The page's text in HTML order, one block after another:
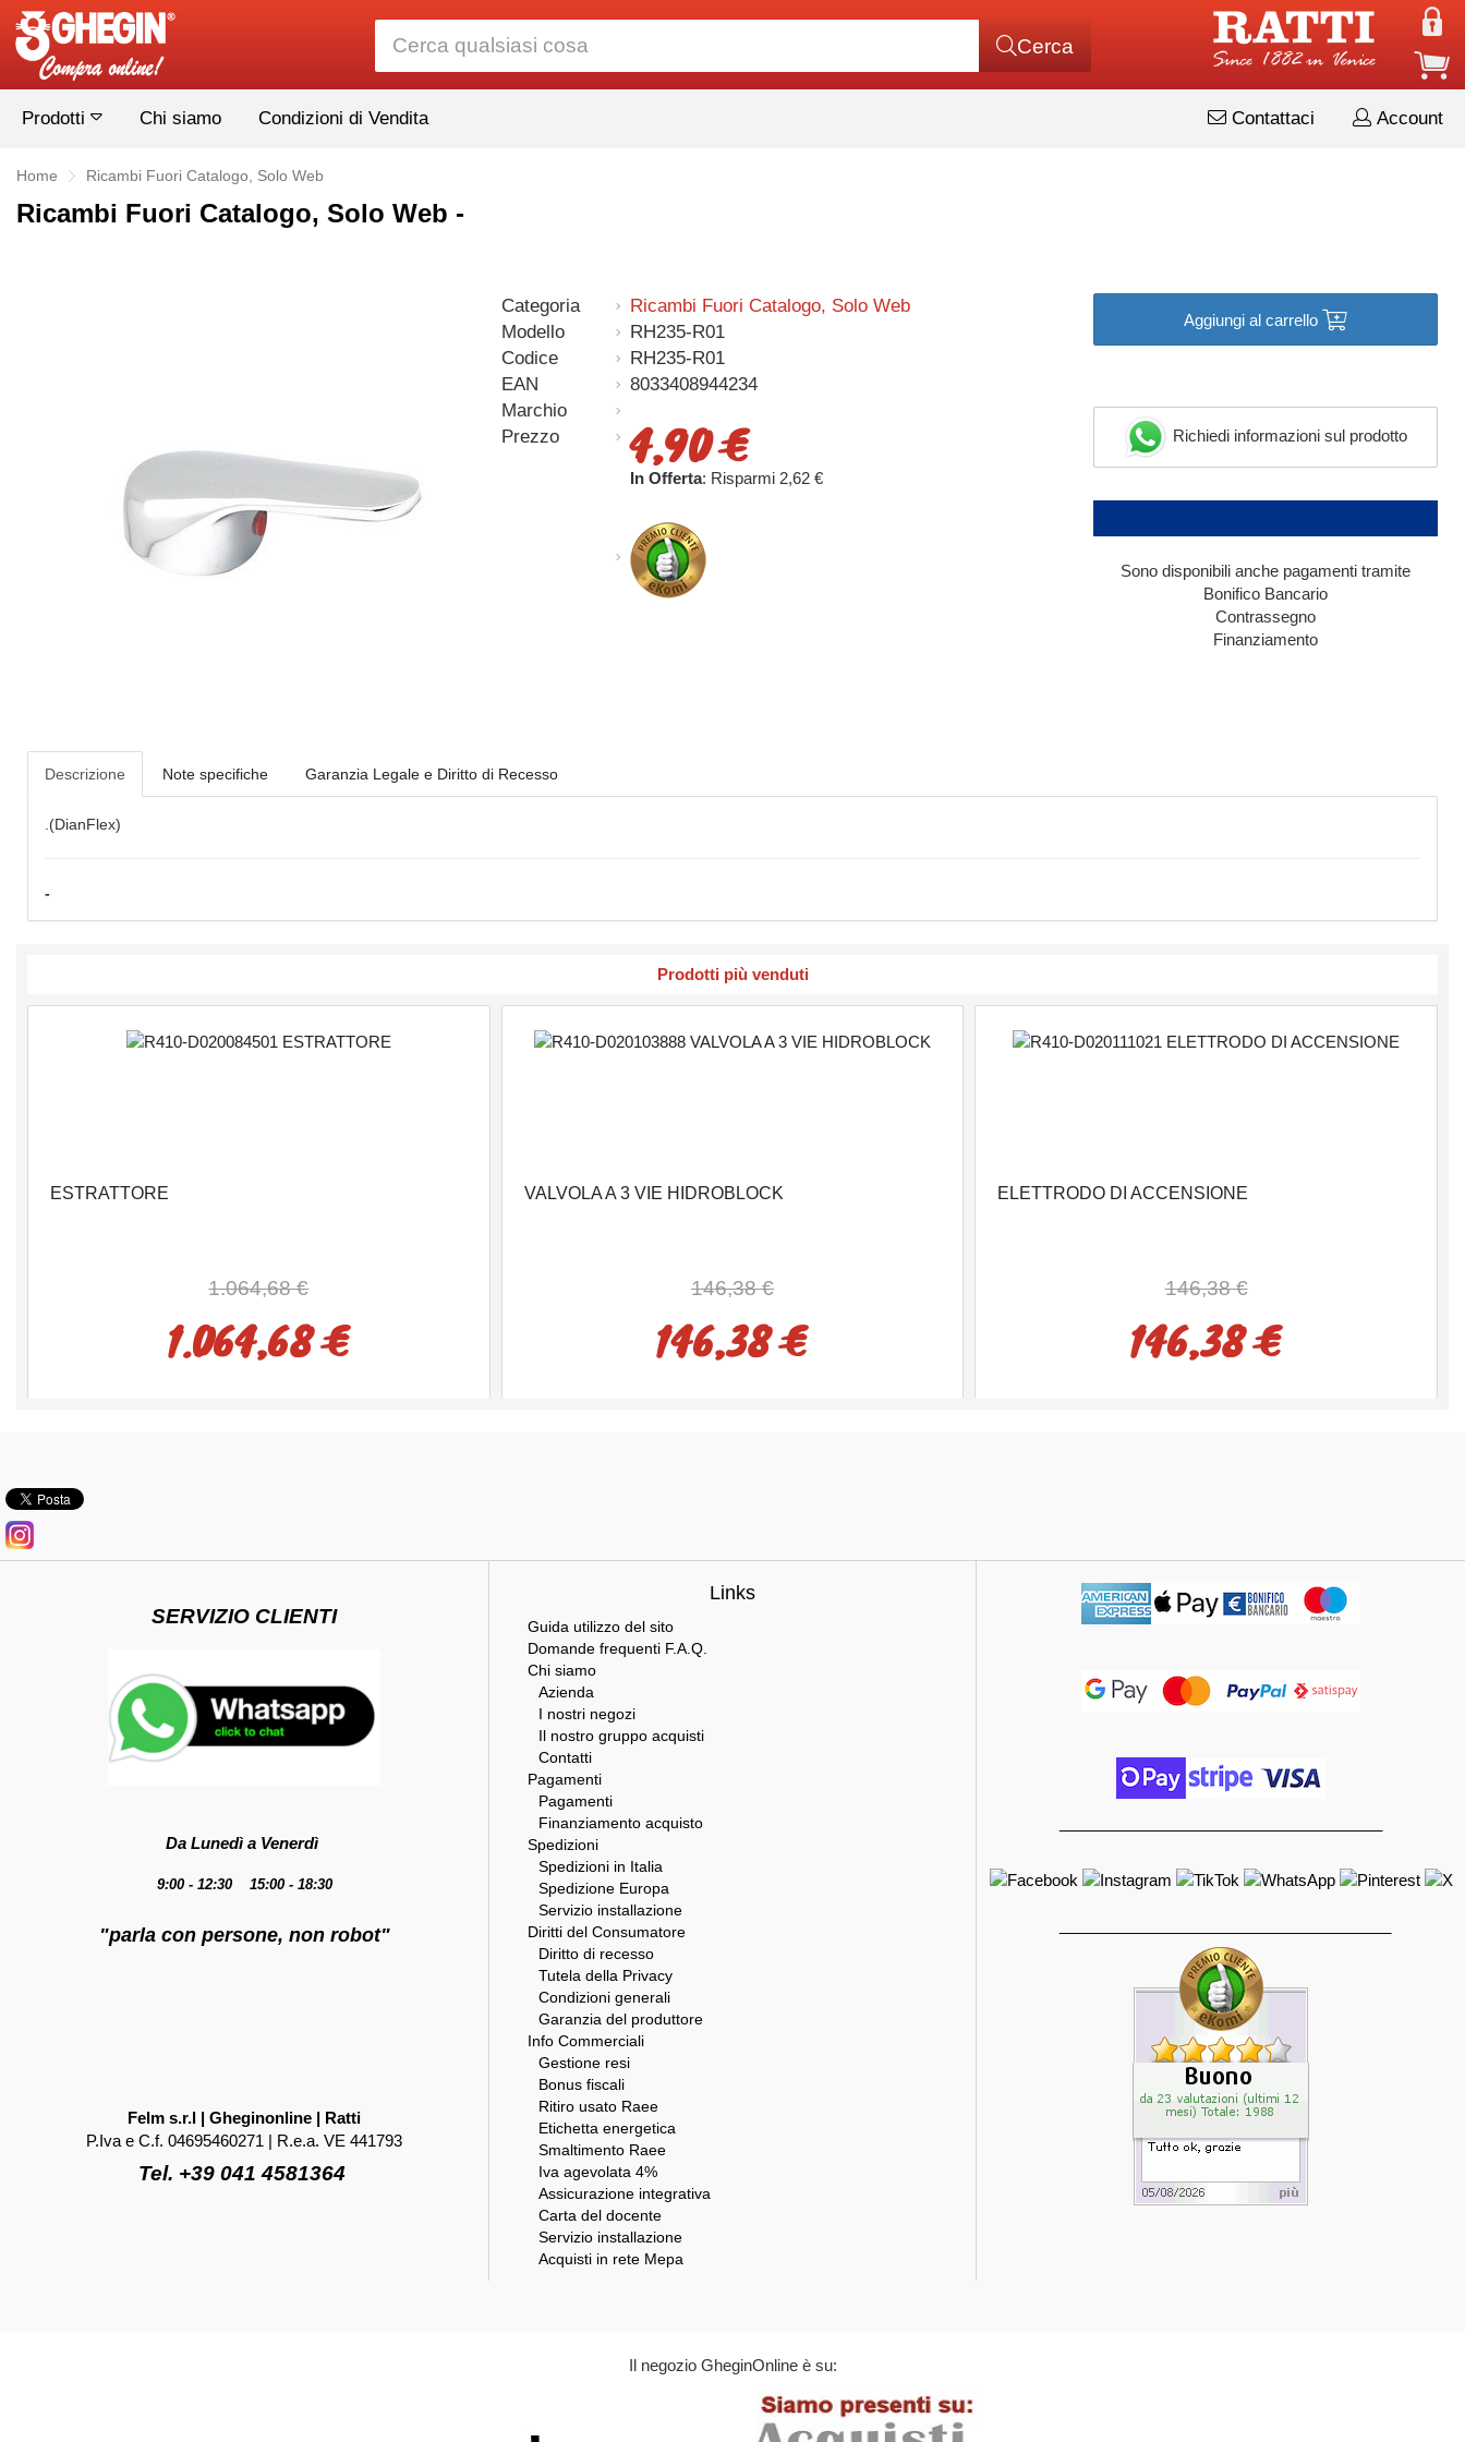
Cerca
Prodotti Chi siamo Condizioni di Vendita Account
Contattaci
Home Ricambi Fuori Catalogo, Solo Web
Ricambi Fuori Catalogo, Solo Web -
Categoria
Ricambi Fuori Catalogo, Solo Web
Modello
RH235-R01
Codice
RH235-R01
EAN
8033408944234
Marchio
Prezzo
4,90 €
In Offerta: Risparmi 2,62 €
Aggiungi al carrello
Richiedi informazioni sul prodotto
Sono disponibili anche pagamenti tramite
Bonifico Bancario
Contrassegno
Finanziamento
Descrizione Note specifiche Garanzia Legale e Diritto di Recesso
.(DianFlex)
-
Prodotti più venduti
ESTRATTORE
1.064,68 €
1.064,68 €
VALVOLA A 3 VIE HIDROBLOCK
146,38 €
146,38 €
ELETTRODO DI ACCENSIONE
146,38 €
146,38 €
SERVIZIO CLIENTI
Da Lunedì a Venerdì
9:00 - 12:30 15:00 - 18:30
"parla con persone, non robot"
Felm s.r.l | Gheginonline | Ratti
P.Iva e C.f. 04695460271 | R.e.a. VE 441793
Tel. +39 041 4581364
Links
Guida utilizzo del sito
Domande frequenti F.A.Q.
Chi siamo
Azienda
I nostri negozi
Il nostro gruppo acquisti
Contatti
Pagamenti
Pagamenti
Finanziamento acquisto
Spedizioni
Spedizioni in Italia
Spedizione Europa
Servizio installazione
Diritti del Consumatore
Diritto di recesso
Tutela della Privacy
Condizioni generali
Garanzia del produttore
Info Commerciali
Gestione resi
Bonus fiscali
Ritiro usato Raee
Etichetta energetica
Smaltimento Raee
Iva agevolata 4%
Assicurazione integrativa
Carta del docente
Servizio installazione
Acquisti in rete Mepa
Il negozio GheginOnline è su: